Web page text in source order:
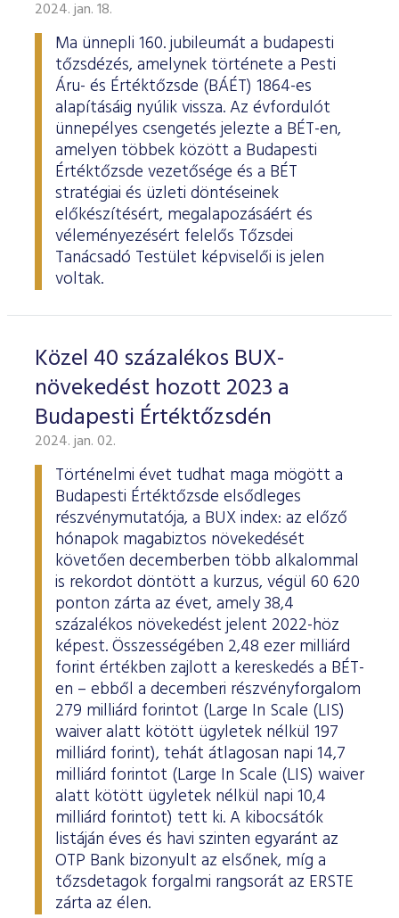
ESG Útmutató
2024. jan. 18.
Ma ünnepli 160. jubileumát a budapesti
tőzsdézés, amelynek története a Pesti
Áru- és Értéktőzsde (BÁÉT) 1864-es
alapításáig nyúlik vissza. Az évfordulót
ünnepélyes csengetés jelezte a BÉT-en,
amelyen többek között a Budapesti
Értéktőzsde vezetősége és a BÉT
stratégiai és üzleti döntéseinek
előkészítésért, megalapozásáért és
véleményezésért felelős Tőzsdei
Tanácsadó Testület képviselői is jelen
voltak.
Közel 40 százalékos BUX-
növekedést hozott 2023 a
Budapesti Értéktőzsdén
2024. jan. 02.
Történelmi évet tudhat maga mögött a
Budapesti Értéktőzsde elsődleges
részvénymutatója, a BUX index: az előző
hónapok magabiztos növekedését
követően decemberben több alkalommal
is rekordot döntött a kurzus, végül 60 620
ponton zárta az évet, amely 38,4
százalékos növekedést jelent 2022-höz
képest. Összességében 2,48 ezer milliárd
forint értékben zajlott a kereskedés a BÉT-
en – ebből a decemberi részvényforgalom
279 milliárd forintot (Large In Scale (LIS)
waiver alatt kötött ügyletek nélkül 197
milliárd forint), tehát átlagosan napi 14,7
milliárd forintot (Large In Scale (LIS) waiver
alatt kötött ügyletek nélkül napi 10,4
milliárd forintot) tett ki. A kibocsátók
listáján éves és havi szinten egyaránt az
OTP Bank bizonyult az elsőnek, míg a
tőzsdetagok forgalmi rangsorát az ERSTE
zárta az élen.